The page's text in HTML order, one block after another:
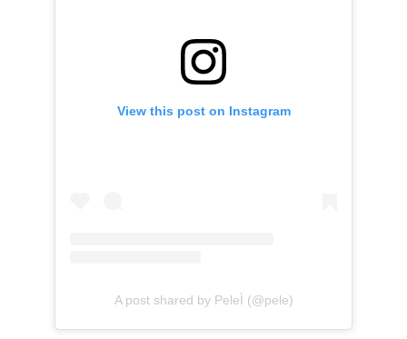
View this post on Instagram
A post shared by PeleÌ (@pele)